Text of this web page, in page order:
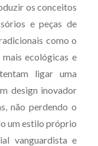
os conceitos
e peças de
como o
ecológicas e
ligar uma
design inovador
não perdendo o
um estilo próprio
vanguardista e